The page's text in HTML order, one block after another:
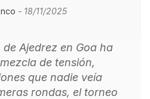
- 18/11/2025
Ajedrez en Goa ha
de tensión,
que nadie veía
rondas, el torneo